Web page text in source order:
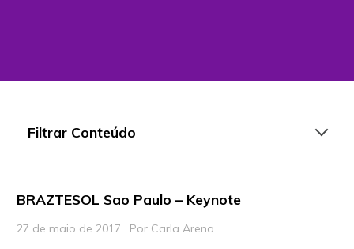
Filtrar Conteúdo
BRAZTESOL Sao Paulo – Keynote
27 de maio de 2017 . Por Carla Arena